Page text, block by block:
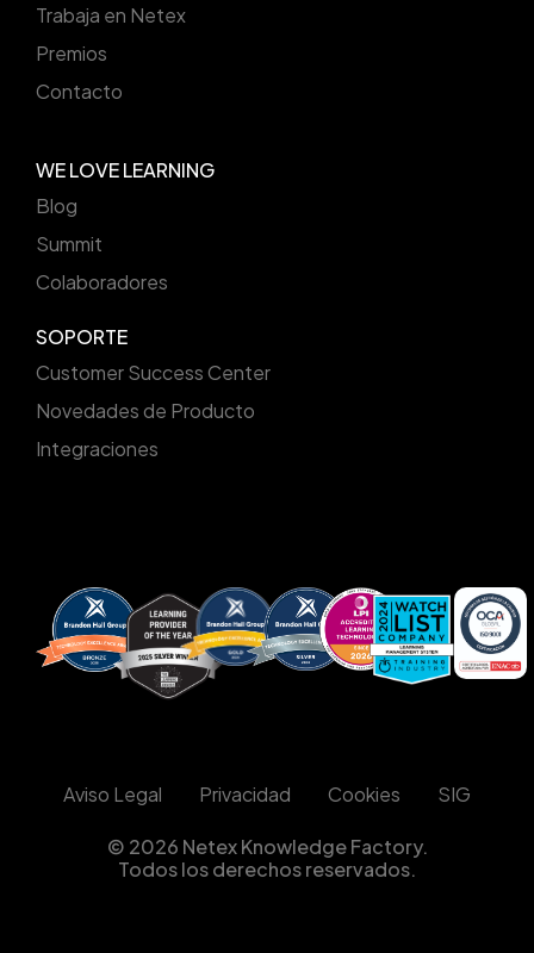
Trabaja en Netex
Premios
Contacto
WE LOVE LEARNING
Blog
Summit
Colaboradores
SOPORTE
Customer Success Center
Novedades de Producto
Integraciones
Aviso Legal Privacidad Cookies SIG
© 2026 Netex Knowledge Factory.
Todos los derechos reservados.